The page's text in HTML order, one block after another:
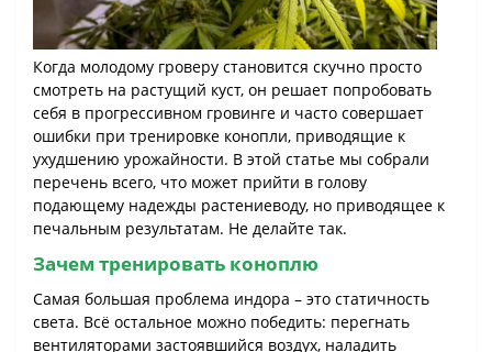
Когда молодому гроверу становится скучно просто
смотреть на растущий куст, он решает попробовать
себя в прогрессивном гровинге и часто совершает
ошибки при тренировке конопли, приводящие к
ухудшению урожайности. В этой статье мы собрали
перечень всего, что может прийти в голову
подающему надежды растениеводу, но приводящее к
печальным результатам. Не делайте так.
Зачем тренировать коноплю
Самая большая проблема индора – это статичность
света. Всё остальное можно победить: перегнать
вентиляторами застоявшийся воздух, наладить